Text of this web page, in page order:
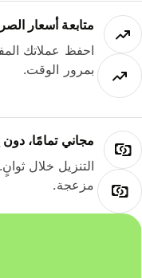
متابعة أسعار
احفظ عملاتك
بمرور الوقت.
مجاني تمامًا، دون
التنزيل خلال
مزعجة.